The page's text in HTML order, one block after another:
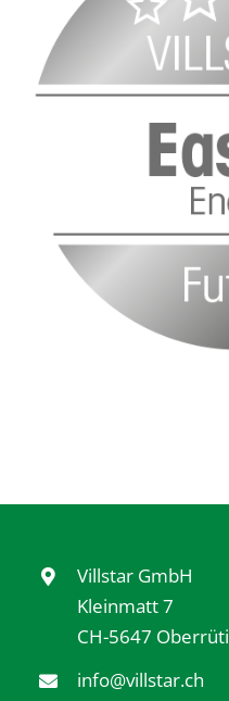
Villstar GmbH
Kleinmatt 7
CH-5647 Oberrüti
info@villstar.ch